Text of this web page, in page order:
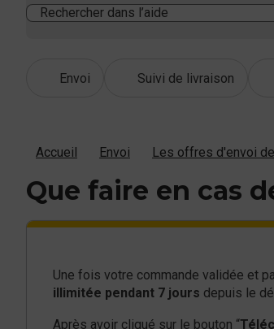
Rechercher dans l’aide
Envoi Suivi de livraison
Accueil Envoi Les offres d'envoi
Que faire en cas
Une fois votre commande validée et
illimitée pendant 7 jours depuis le
Après avoir cliqué sur le bouton “